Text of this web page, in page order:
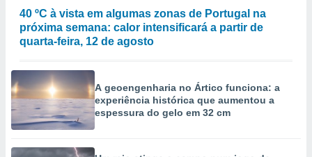
através
40 ºC à vista em algumas zonas de Portugal na
próxima semana: calor intensificará a partir de
quarta-feira, 12 de agosto
A geoengenharia no Ártico funciona: a
experiência histórica que aumentou a
espessura do gelo em 32 cm